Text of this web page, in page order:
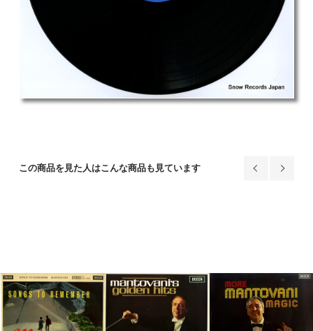
この商品を見た人はこんな商品も見ています